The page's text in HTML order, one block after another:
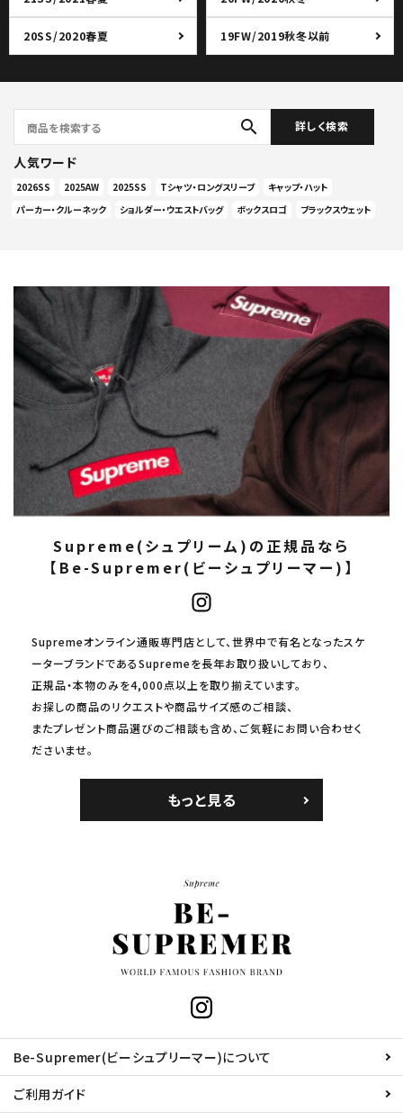
20SS/2020春夏 19FW/2019秋冬以前
search 詳しく検索
人気ワード
2026SS 2025AW 2025SS Tシャツ・ロングスリーブ
キャップ・ハット
パーカー・クルーネック
ショルダー・ウエストバッグ ボックスロゴ ブラックスウェット
Supreme(シュプリーム)の正規品なら
【Be-Supremer(ビーシュプリーマー)】
Supremeオンライン通販専門店として、世界中で有名となったスケ
ーターブランドであるSupremeを長年お取り扱いしており、
正規品・本物のみを4,000点以上を取り揃えています。
お探しの商品のリクエストや商品サイズ感のご相談、
またプレゼント商品選びのご相談も含め、ご気軽にお問い合わせく
ださいませ。
もっと見る
Be-Supremer(ビーシュプリーマー)について
ご利用ガイド